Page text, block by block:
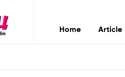
Home Article